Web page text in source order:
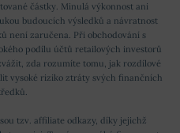
částky. Minulá výkonnost ani
budoucích výsledků a návratnost
není zaručena. Při obchodování s
podílu účtů retailových investorů
zda rozumíte tomu, jak rozdílové
vysoké riziko ztráty svých finančních
tzv. affiliate odkazy, díky jejichž